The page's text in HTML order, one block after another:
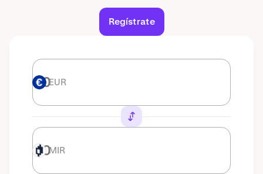
Regístrate
EUR EUR
MIR MIR